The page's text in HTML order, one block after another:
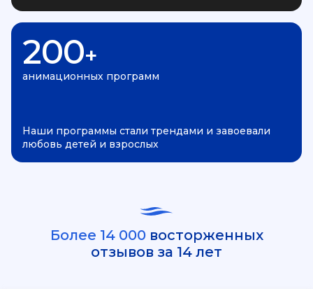
200+
анимационных программ
Наши программы стали трендами и завоевали
любовь детей и взрослых
Более 14 000восторженных
отзывов за 14 лет